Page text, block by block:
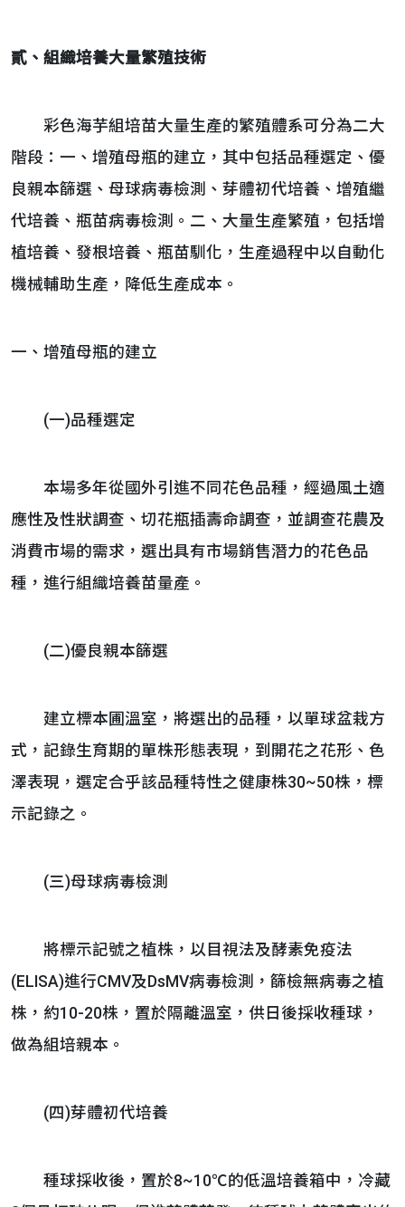
貳、組織培養大量繁殖技術
彩色海芋組培苗大量生產的繁殖體系可分為二大
階段：一、增殖母瓶的建立，其中包括品種選定、優
良親本篩選、母球病毒檢測、芽體初代培養、增殖繼
代培養、瓶苗病毒檢測。二、大量生產繁殖，包括增
植培養、發根培養、瓶苗馴化，生產過程中以自動化
機械輔助生產，降低生產成本。
一、增殖母瓶的建立
(一)品種選定
本場多年從國外引進不同花色品種，經過風土適
應性及性狀調查、切花瓶插壽命調查，並調查花農及
消費市場的需求，選出具有市場銷售潛力的花色品
種，進行組織培養苗量產。
(二)優良親本篩選
建立標本圃溫室，將選出的品種，以單球盆栽方
式，記錄生育期的單株形態表現，到開花之花形、色
澤表現，選定合乎該品種特性之健康株30~50株，標
示記錄之。
(三)母球病毒檢測
將標示記號之植株，以目視法及酵素免疫法
(ELISA)進行CMV及DsMV病毒檢測，篩檢無病毒之植
株，約10-20株，置於隔離溫室，供日後採收種球，
做為組培親本。
(四)芽體初代培養
種球採收後，置於8~10℃的低溫培養箱中，冷藏